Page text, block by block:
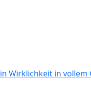
Wirklichkeit in vollem